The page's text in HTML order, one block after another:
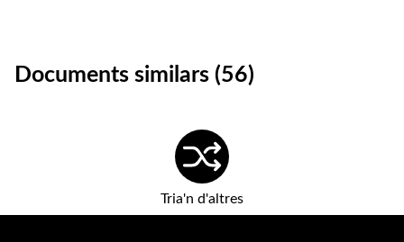
Documents similars (56)
Tria'n d'altres